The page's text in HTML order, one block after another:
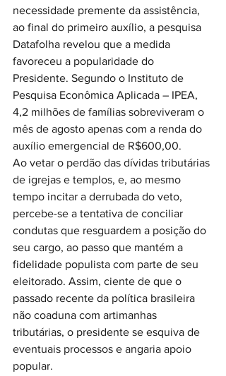
necessidade premente da assistência,
ao final do primeiro auxílio, a pesquisa
Datafolha revelou que a medida
favoreceu a popularidade do
Presidente. Segundo o Instituto de
Pesquisa Econômica Aplicada – IPEA,
4,2 milhões de famílias sobreviveram o
mês de agosto apenas com a renda do
auxílio emergencial de R$600,00.
Ao vetar o perdão das dívidas tributárias
de igrejas e templos, e, ao mesmo
tempo incitar a derrubada do veto,
percebe-se a tentativa de conciliar
condutas que resguardem a posição do
seu cargo, ao passo que mantém a
fidelidade populista com parte de seu
eleitorado. Assim, ciente de que o
passado recente da política brasileira
não coaduna com artimanhas
tributárias, o presidente se esquiva de
eventuais processos e angaria apoio
popular.